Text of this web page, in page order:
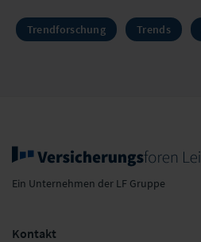
Trendforschung Trends
Ein Unternehmen der LF Gruppe
Kontakt